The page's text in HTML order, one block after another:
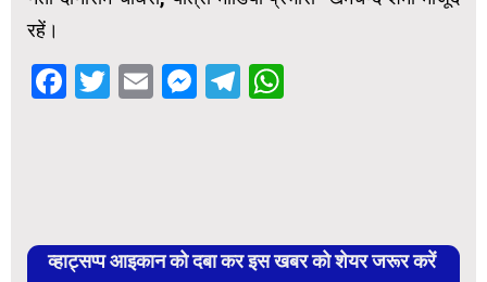
रहें।
Facebook
Twitter
EmailMessenger
Telegram
व्हाट्सप्प आइकान को दबा कर इस खबर को शेयर जरूर करें